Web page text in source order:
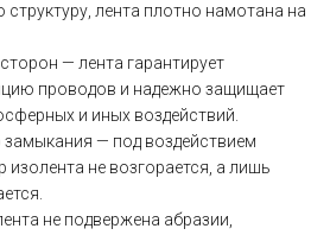
лента плотно намотана на
— лента гарантирует
проводов и надежно защищает
и иных воздействий.
— под воздействием
изолента не возгорается, а лишь
не подвержена абразии,